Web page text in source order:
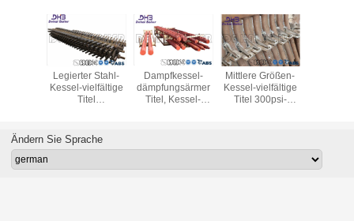
Hrsg-
Legierter Stahl-
Kessel-vielfältige
Titel
Ekonomiser
Dampfkessel-
dämpfungsärmer
Titel, Kessel-
Mittlere Größen-
Kessel-vielfältige
Titel 300psi-
Ändern Sie Sprache